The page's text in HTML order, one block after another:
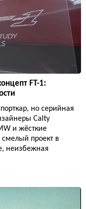
FT-1:
но серийная
Calty
и жёсткие
проект в
неизбежная